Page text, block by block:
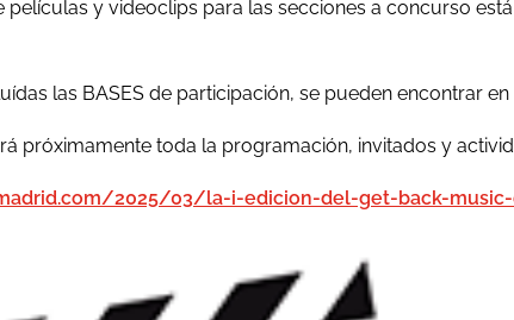
películas y videoclips para las secciones a concurso
las BASES de participación, se pueden encontrar en
próximamente toda la programación, invitados y
2025/03/la-i-edicion-del-get-back-